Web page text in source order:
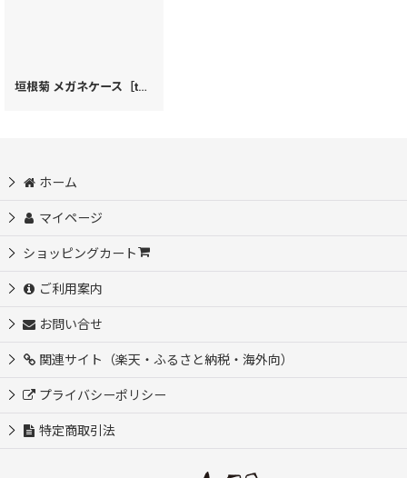
垣根菊 メガネケース［t］
ホーム
マイページ
ショッピングカート
ご利用案内
お問い合せ
関連サイト（楽天・ふるさと納税・海外向）
プライバシーポリシー
特定商取引法